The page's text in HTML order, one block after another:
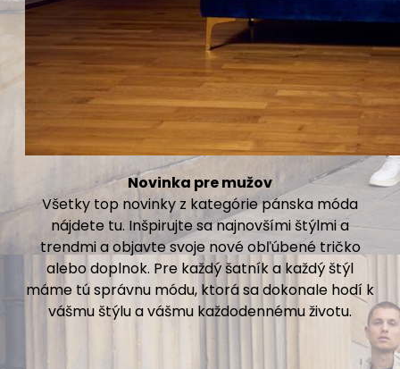
Novinka pre mužov
Všetky top novinky z kategórie pánska móda
nájdete tu. Inšpirujte sa najnovšími štýlmi a
trendmi a objavte svoje nové obľúbené tričko
alebo doplnok. Pre každý šatník a každý štýl
máme tú správnu módu, ktorá sa dokonale hodí k
vášmu štýlu a vášmu každodennému životu.